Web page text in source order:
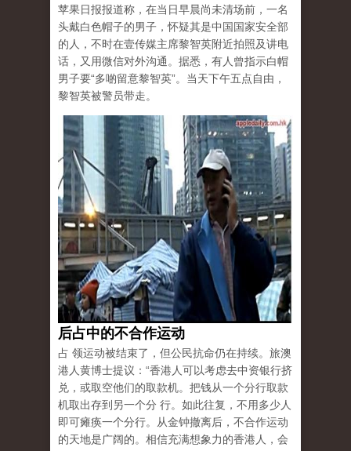
苹果日报报道称，在当日早晨尚未清场前，一名
头戴白色帽子的男子，怀疑其是中国国家安全部
的人，不时在壹传媒主席黎智英附近拍照及讲电
话，又用微信对外沟通。据悉，有人曾指示白帽
男子要“多啲留意黎智英”。当天下午五点自由，
黎智英被警员带走。
后占中的不合作运动
占 领运动被结束了，但公民抗命仍在持续。旅澳
港人黄博士提议：“香港人可以考虑去中资银行挤
兑，或取空他们的取款机。把钱从一个分行取款
机取出存到另一个分 行。如此往复，不用多少人
即可瘫痪一个分行。从金钟撤离后，不合作运动
的天地是广阔的。相信充满想象力的香港人，会